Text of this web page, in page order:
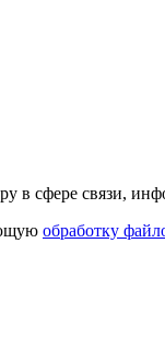
сфере связи,
обработку